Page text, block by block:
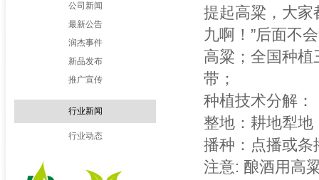
公司新闻
最新公告
润杰事件
新品发布
推广宣传
行业新闻
行业动态
提起高粱，大家
九啊！”后面不
高粱；全国种
带；
种植技术分解：
整地：耕地犁
播种：点播或条
注意: 酿酒用高